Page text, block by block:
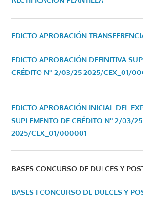
EDICTO APROBACIÓN
EDICTO APROBACIÓN DEFINITIVA
CRÉDITO Nº 2/03/25 2025/CEX_01/
EDICTO APROBACIÓN INICIAL DEL
SUPLEMENTO DE CRÉDITO Nº 2/03/
2025/CEX_01/000001
BASES CONCURSO DE DULCES Y
BASES I CONCURSO DE DULCES Y